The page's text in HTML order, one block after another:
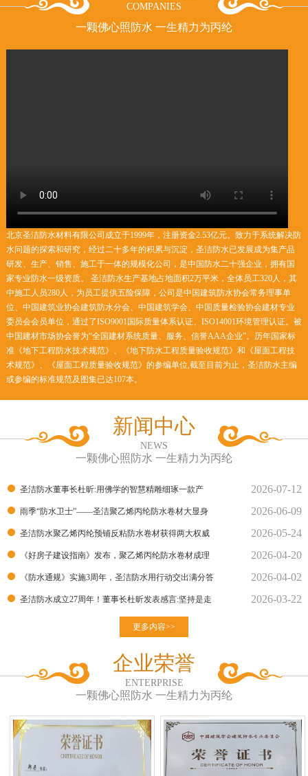
COMPANIES
一颗佛心照防水 一生精力为丙纶
北京圣洁防水材料有限公司成立于1999年，注册资金2.53亿元。致力于系统解决防
水问题的探索和研究，经过二十多年的积累与沉淀，圣洁防水已发展成为集产品
研发、生产、销售、施工于一体的规模化公司，是中国防水二十强企业，拥有国
家专业防水一级资质。 圣洁防水生产基地占地面积2万平米，全体员工320人，其
中施工人员280人，为员工提供五险保障，公司是中国建筑防水协会常务理事单
位、中国建筑业协会建筑防水分会、中国建筑学会、中国质量检验协会建材专业
委员会会员单位，通过了ISO9001国际质量体系认证、ISO14001环境管理认证。被
中国建材市场协会誉为“全国建材系统质量、服务、信誉AAA企业”。历年国家标
准《地下工程防水技术规范》、《地下防水工程质量验收规范》和《屋面工程技
术规范》、《屋面工程质量验收规范》的参编单位,截至目前为止，圣洁防水主编
或参编的标准规范及图集已达107本。
新闻中心
NEWS
一颗佛心照防水 一生精力为丙纶
圣洁防水董事长杜昕:用佛学的智慧精雕细琢一款产
品！
2026-07-12
雨季“防水卫士”——圣洁聚乙烯丙纶防水卷材大显身
手！
2026-06-09
圣洁防水聚乙烯丙纶预铺反粘防水卷材获得两大权威
部门的检测报告
2026-05-24
《好房子建设指南》发布，聚乙烯丙纶防水卷材成理
想建材
2026-04-20
《防水通规》实施3周年，圣洁防水用行动交出满分答
卷
2026-04-02
圣洁防水成立27周年！董事长杜昕发表感言:坚持是走 2026-03-22
更多内容>>
企业荣誉
ENTERPRISE
一颗佛心照防水 一生精力为丙纶